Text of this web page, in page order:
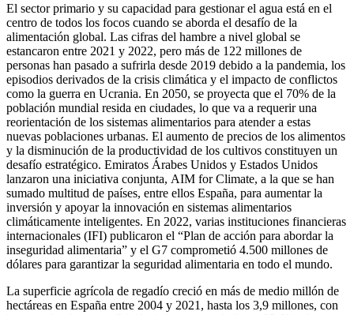
El sector primario y su capacidad para gestionar el agua está en el
centro de todos los focos cuando se aborda el desafío de la
alimentación global. Las cifras del hambre a nivel global se
estancaron entre 2021 y 2022, pero más de 122 millones de
personas han pasado a sufrirla desde 2019 debido a la pandemia, los
episodios derivados de la crisis climática y el impacto de conflictos
como la guerra en Ucrania. En 2050, se proyecta que el 70% de la
población mundial resida en ciudades, lo que va a requerir una
reorientación de los sistemas alimentarios para atender a estas
nuevas poblaciones urbanas. El aumento de precios de los alimentos
y la disminución de la productividad de los cultivos constituyen un
desafío estratégico. Emiratos Árabes Unidos y Estados Unidos
lanzaron una iniciativa conjunta, AIM for Climate, a la que se han
sumado multitud de países, entre ellos España, para aumentar la
inversión y apoyar la innovación en sistemas alimentarios
climáticamente inteligentes. En 2022, varias instituciones financieras
internacionales (IFI) publicaron el “Plan de acción para abordar la
inseguridad alimentaria” y el G7 comprometió 4.500 millones de
dólares para garantizar la seguridad alimentaria en todo el mundo.
La superficie agrícola de regadío creció en más de medio millón de
hectáreas en España entre 2004 y 2021, hasta los 3,9 millones, con